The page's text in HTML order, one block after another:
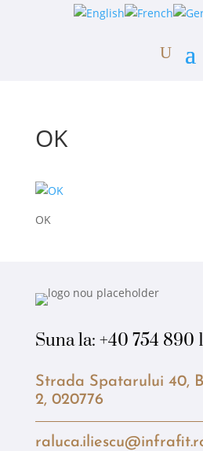
OK
OK
Suna la: +40 754 890
Strada Spatarului 40,
2, 020776